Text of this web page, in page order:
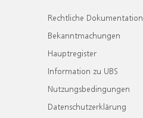
Rechtliche Dokumentation
Bekanntmachungen
Hauptregister
Information zu UBS
Nutzungsbedingungen
Datenschutzerklärung